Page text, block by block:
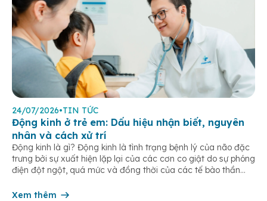
24/07/2026•TIN TỨC
Động kinh ở trẻ em: Dấu hiệu nhận biết, nguyên
nhân và cách xử trí
Động kinh là gì? Động kinh là tình trạng bệnh lý của não đặc
trưng bởi sự xuất hiện lặp lại của các cơn co giật do sự phóng
điện đột ngột, quá mức và đồng thời của các tế bào thần
Xem thêm